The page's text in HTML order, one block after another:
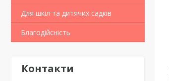
Для шкіл та дитячих садків
Благодійсність
Контакти